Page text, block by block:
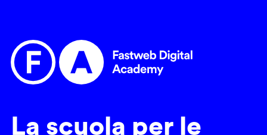
La scuola per le